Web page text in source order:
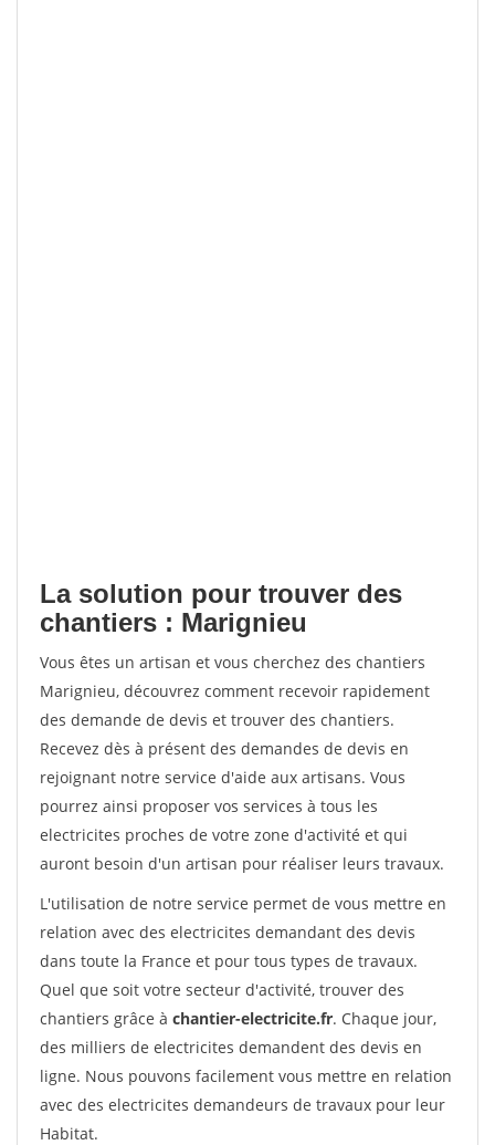
La solution pour trouver des
chantiers : Marignieu
Vous êtes un artisan et vous cherchez des chantiers
Marignieu, découvrez comment recevoir rapidement
des demande de devis et trouver des chantiers.
Recevez dès à présent des demandes de devis en
rejoignant notre service d'aide aux artisans. Vous
pourrez ainsi proposer vos services à tous les
electricites proches de votre zone d'activité et qui
auront besoin d'un artisan pour réaliser leurs travaux.
L'utilisation de notre service permet de vous mettre en
relation avec des electricites demandant des devis
dans toute la France et pour tous types de travaux.
Quel que soit votre secteur d'activité, trouver des
chantiers grâce à chantier-electricite.fr. Chaque jour,
des milliers de electricites demandent des devis en
ligne. Nous pouvons facilement vous mettre en relation
avec des electricites demandeurs de travaux pour leur
Habitat.